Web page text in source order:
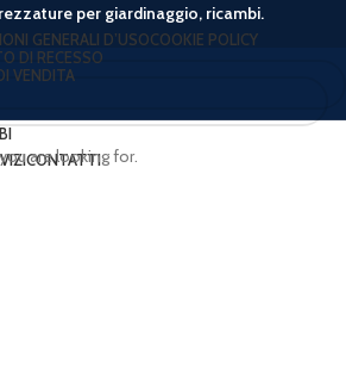
per giardinaggio, ricambi.
GENERALI D’USOCOOKIE POLICY
DI RECESSO
VENDITA
CONTATTI
are looking for.